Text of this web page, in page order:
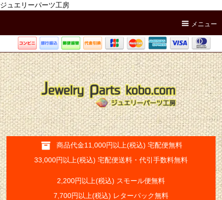
ジュエリーパーツ工房
メニュー
商品代金11,000円以上(税込) 宅配便無料
33,000円以上(税込) 宅配便送料・代引手数料無料
2,200円以上(税込) スモール便無料
7,700円以上(税込) レターパック無料